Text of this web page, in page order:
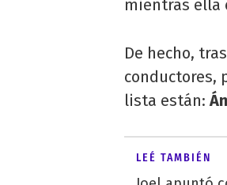
mientras ella
De hecho,
conductores,
lista están:
LEÉ TAMBIÉN